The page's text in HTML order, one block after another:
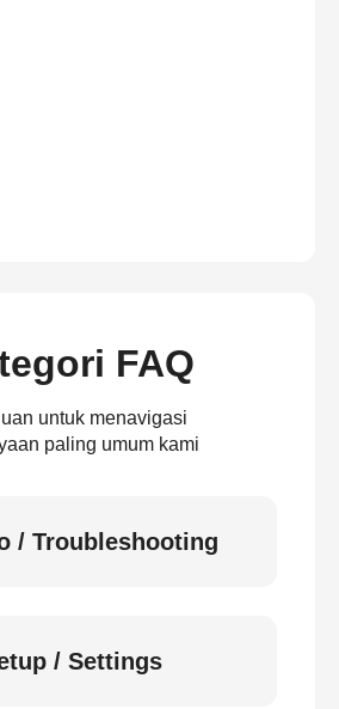
FAQ
untuk menavigasi
paling umum kami
/ Troubleshooting
/ Settings